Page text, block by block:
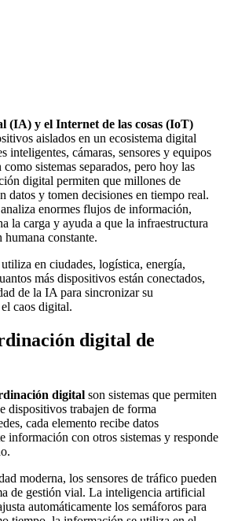
(IA) y el Internet de las cosas (IoT)
aislados en un ecosistema digital
inteligentes, cámaras, sensores y equipos
sistemas separados, pero hoy las
digital permiten que millones de
datos y tomen decisiones en tiempo real.
enormes flujos de información,
la carga y ayuda a que la infraestructura
constante.
en ciudades, logística, energía,
más dispositivos están conectados,
de la IA para sincronizar su
caos digital.
digital de
digital son sistemas que permiten
dispositivos trabajen de forma
cada elemento recibe datos
información con otros sistemas y responde
moderna, los sensores de tráfico pueden
de gestión vial. La inteligencia artificial
automáticamente los semáforos para